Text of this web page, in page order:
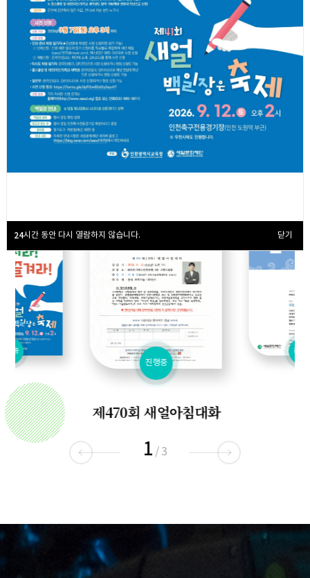
24시간 동안 다시 열람하지 않습니다. 닫기
3 / 4 Saeul Foundation of Culture
새얼행사
진행중
진행중
제470회 새얼아침대화
진행중
1 / 3